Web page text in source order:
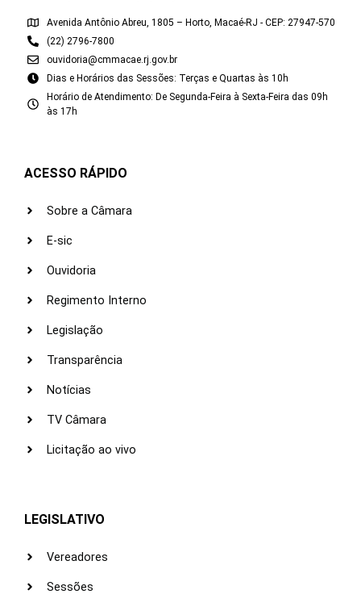
Avenida Antônio Abreu, 1805 – Horto, Macaé-RJ - CEP: 27947-570
(22) 2796-7800
ouvidoria@cmmacae.rj.gov.br
Dias e Horários das Sessões: Terças e Quartas às 10h
Horário de Atendimento: De Segunda-Feira à Sexta-Feira das 09h
às 17h
ACESSO RÁPIDO
Sobre a Câmara
E-sic
Ouvidoria
Regimento Interno
Legislação
Transparência
Notícias
TV Câmara
Licitação ao vivo
LEGISLATIVO
Vereadores
Sessões